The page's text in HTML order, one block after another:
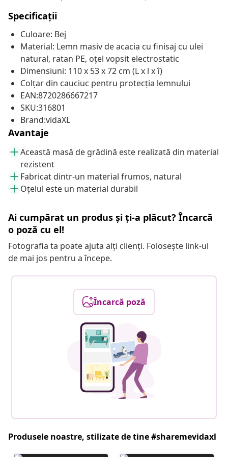
Specificații
Culoare: Bej
Material: Lemn masiv de acacia cu finisaj cu ulei
natural, ratan PE, oțel vopsit electrostatic
Dimensiuni: 110 x 53 x 72 cm (L x l x î)
Colțar din cauciuc pentru protecția lemnului
EAN:8720286667217
SKU:316801
Brand:vidaXL
Avantaje
Această masă de grădină este realizată din material
rezistent
Fabricat dintr-un material frumos, natural
Oțelul este un material durabil
Ai cumpărat un produs și ți-a plăcut? Încarcă
o poză cu el!
Fotografia ta poate ajuta alți clienți. Folosește link-ul
de mai jos pentru a începe.
Încarcă poză
Produsele noastre, stilizate de tine #sharemevidaxl